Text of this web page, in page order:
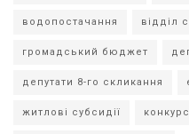
водопостачання відділ
громадський бюджет
депутати 8-го скликання
житлові субсидії